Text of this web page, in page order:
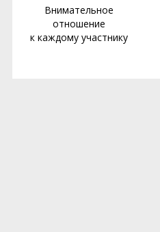
Внимательное
отношение
к каждому участнику